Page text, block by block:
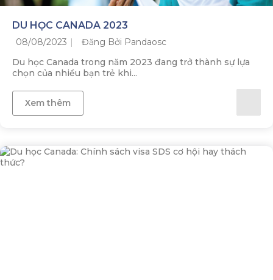
DU HỌC CANADA 2023
08/08/2023
Đăng Bởi Pandaosc
Du học Canada trong năm 2023 đang trở thành sự lựa
chọn của nhiều bạn trẻ khi...
Xem thêm